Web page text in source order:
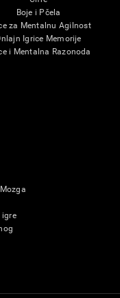
Boje i Pčela
za Mentalnu Agilnost
Igrice Memorije
i Mentalna Razonoda
igre